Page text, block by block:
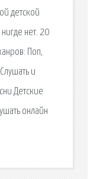
детской
нет. 20
Поп,
и
Детские
онлайн